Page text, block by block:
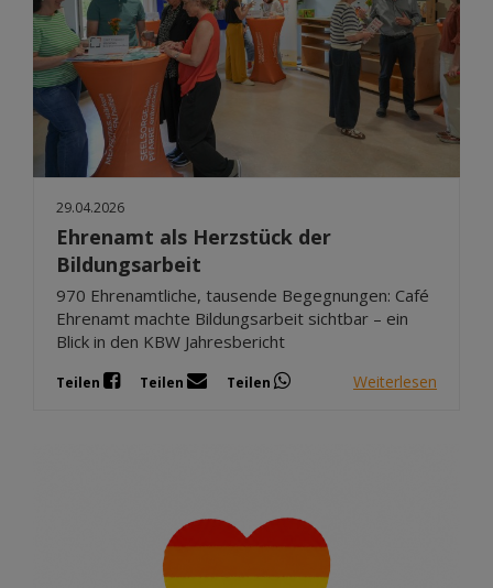
29.04.2026
Ehrenamt als Herzstück der
Bildungsarbeit
970 Ehrenamtliche, tausende Begegnungen: Café
Ehrenamt machte Bildungsarbeit sichtbar – ein
Blick in den KBW Jahresbericht
Teilen Teilen Teilen Weiterlesen